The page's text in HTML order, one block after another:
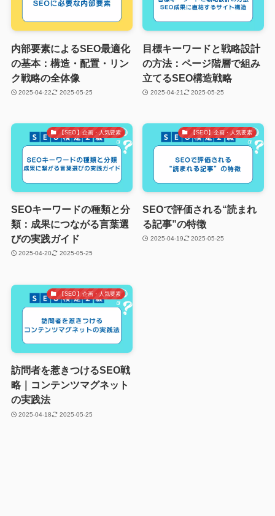
内部要素によるSEO最適化
の基本：構造・配置・リン
ク戦略の全体像
2025-04-22 2025-05-25
目標キーワードと戦略設計
の方法：ページ階層で組み
立てるSEO構造戦略
2025-04-21 2025-05-25
【SEO】企画・人気要素
SEOキーワードの種類と分
類：成果につながる言葉選
びの実践ガイド
2025-04-20 2025-05-25
【SEO】企画・人気要素
SEOで評価される“読まれ
る記事”の特徴
2025-04-19 2025-05-25
【SEO】企画・人気要素
訪問者を惹きつけるSEO戦
略｜コンテンツマグネット
の実践法
2025-04-18 2025-05-25